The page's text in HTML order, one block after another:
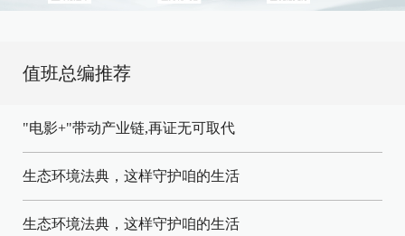
值班总编推荐
"电影+"带动产业链,再证无可取代
生态环境法典，这样守护咱的生活
生态环境法典，这样守护咱的生活